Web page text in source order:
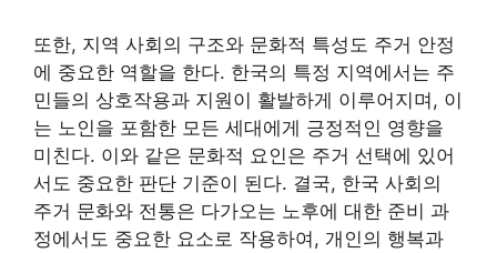
또한, 지역 사회의 구조와 문화적 특성도 주거 안정
에 중요한 역할을 한다. 한국의 특정 지역에서는 주
민들의 상호작용과 지원이 활발하게 이루어지며, 이
는 노인을 포함한 모든 세대에게 긍정적인 영향을
미친다. 이와 같은 문화적 요인은 주거 선택에 있어
서도 중요한 판단 기준이 된다. 결국, 한국 사회의
주거 문화와 전통은 다가오는 노후에 대한 준비 과
정에서도 중요한 요소로 작용하여, 개인의 행복과